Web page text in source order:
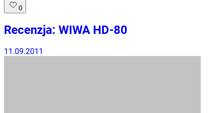
0
Recenzja: WIWA HD-80
11.09.2011